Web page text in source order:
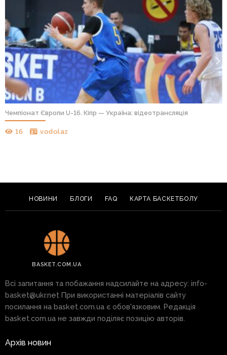
Чемпіонат Європи U-16. Кіпр — Україна: відеотрансляція
16 vodolaz
НОВИНИ БЛОГИ FAQ КАРТА БАСКЕТБОЛУ
BASKET.COM.UA
Всі запитання та побажання надсилайте на адресу: info-
basket@ukr.net При використанні матеріалів сайту
посилання на basket.com.ua є обов'язковим. Редакція
basket.com.ua не завжди поділяє позицію авторів.
Архів новин